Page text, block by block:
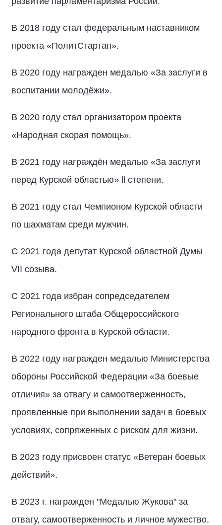
В 2018 году стал федеральным наставником
проекта «ПолитСтартап».
В 2020 году награжден медалью «За заслуги в
воспитании молодёжи».
В 2020 году стал организатором проекта
«Народная скорая помощь».
В 2021 году награждён медалью «За заслуги
перед Курской областью» ll степени.
В 2021 году стал Чемпионом Курской области
по шахматам среди мужчин.
С 2021 года депутат Курской областной Думы
VII созыва.
С 2021 года избран сопредседателем
Регионального штаба Общероссийского
народного фронта в Курской области.
В 2022 году награжден медалью Министерства
обороны Российской Федерации «За боевые
отличия» за отвагу и самоотверженность,
проявленные при выполнении задач в боевых
условиях, сопряженных с риском для жизни.
В 2023 году присвоен статус «Ветеран боевых
действий».
В 2023 г. награжден "Медалью Жукова" за
отвагу, самоотверженность и личное мужество,